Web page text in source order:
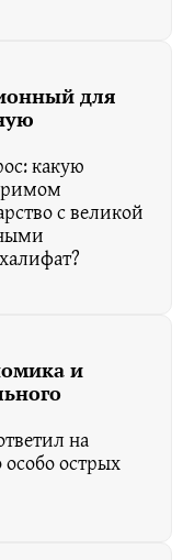
для
какую
с великой
и
на
острых